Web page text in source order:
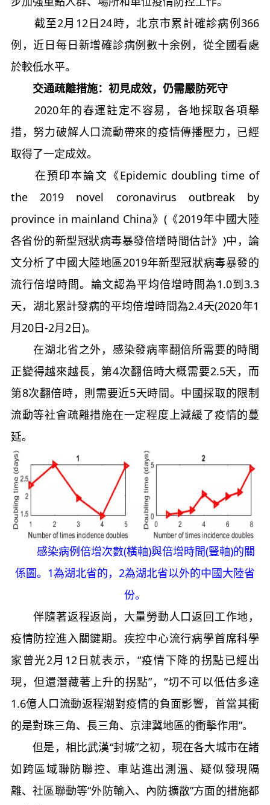
截至2月12日24時，北京市累計確診病例366
例，近日每日新增確診病例數十余例，從全國看處
於較低水平。
交通疏離措施：初見成效，仍需嚴防死守
2020年的春運註定不容易，各地採取各項舉
措，努力破解人口流動帶來的疫情傳播壓力，已經
取得了一定成效。
在預印本論文《Epidemic doubling time of
the 2019 novel coronavirus outbreak by
province in mainland China》(《2019年中國大陸
各省份的新型冠狀病毒暴發倍增時間估計》)中，論
文分析了中國大陸地區2019年新型冠狀病毒暴發的
流行倍增時間。論文認為平均倍增時間為1.0到3.3
天，湖北累計發病的平均倍增時間為2.4天(2020年1
月20日-2月2日)。
在湖北省之外，感染發病率翻倍所需要的時間
正變得越來越長，第4次翻倍時大概需要2.5天，而
第8次翻倍時，則需要近5天時間。中國採取的限制
流動等社會疏離措施在一定程度上減緩了疫情的蔓
延。
感染病例倍增次數(橫軸)與倍增時間(豎軸)的關
係圖。1為湖北省的，2為湖北省以外的中國大陸省
份。
伴隨著返程返崗，大量勞動人口返回工作地，
疫情防控進入關鍵期。疾控中心流行病學首席科學
家曾光2月12日就表示，“疫情下降的拐點已經出
現，但還潛藏著上升的拐點”，“切不可以低估多達
1.6億人口流動返程潮對疫情的負面影響，首當其衝
的是對珠三角、長三角、京津冀地區的衝擊作用”。
但是，相比武漢“封城”之初，現在各大城市在諸
如跨區域聯防聯控、車站進出測溫、疑似發現隔
離、社區聯動等“外防輸入、內防擴散”方面的措施都